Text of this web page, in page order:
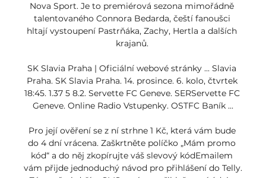
Nova Sport. Je to premiérová sezona mimořádně
talentovaného Connora Bedarda, čeští fanoušci
hltají vystoupení Pastrňáka, Zachy, Hertla a dalších
krajanů.
SK Slavia Praha | Oficiální webové stránky ... Slavia
Praha. SK Slavia Praha. 14. prosince. 6. kolo, čtvrtek
18:45. 1.37 5 8.2. Servette FC Geneve. SERServette FC
Geneve. Online Radio Vstupenky. OSTFC Baník ...
Pro její ověření se z ní strhne 1 Kč, která vám bude
do 4 dní vrácena. Zaškrtněte políčko „Mám promo
kód“ a do něj zkopírujte váš slevový kódEmailem
vám přijde jednoduchý návod pro přihlášení do Telly.